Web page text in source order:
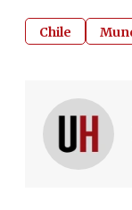
Chile